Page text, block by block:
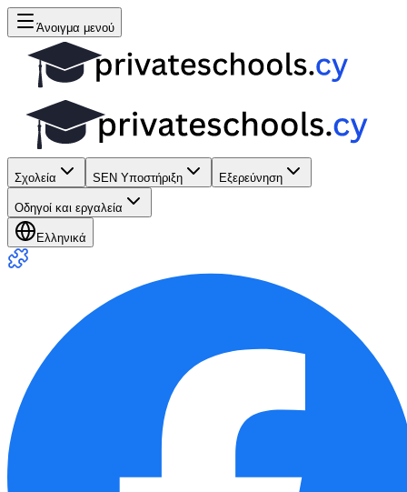
Άνοιγμα μενού
Σχολεία SEN Υποστήριξη Εξερεύνηση
Οδηγοί και εργαλεία
Ελληνικά